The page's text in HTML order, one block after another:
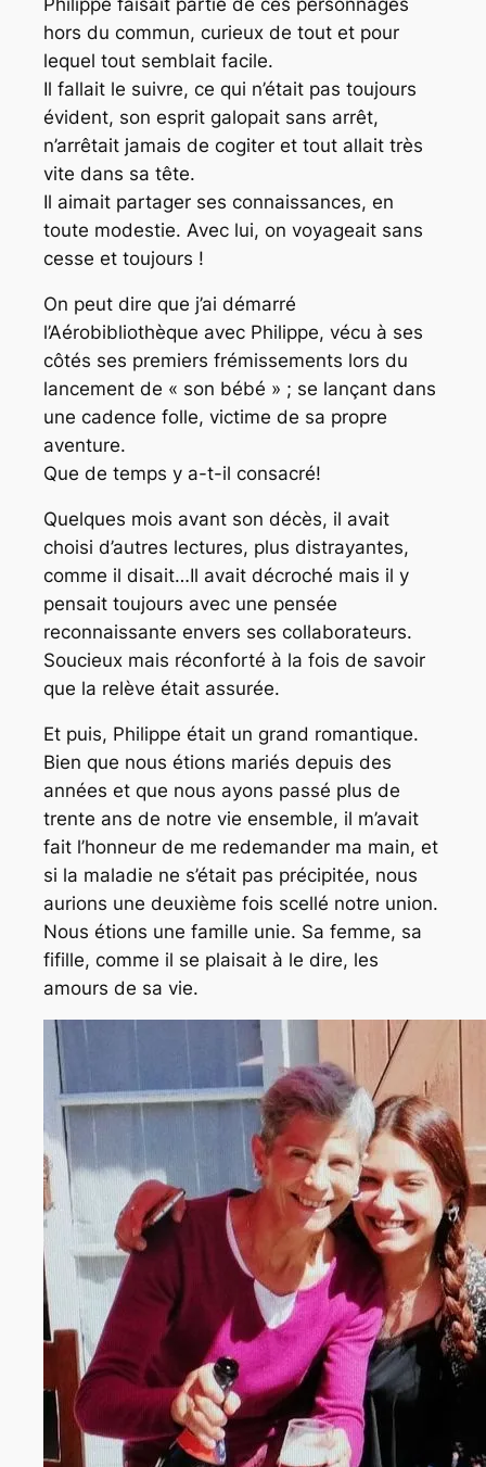
hors du commun, curieux de tout et pour
lequel tout semblait facile.
Il fallait le suivre, ce qui n’était pas toujours
évident, son esprit galopait sans arrêt,
n’arrêtait jamais de cogiter et tout allait très
vite dans sa tête.
Il aimait partager ses connaissances, en
toute modestie. Avec lui, on voyageait sans
cesse et toujours !
On peut dire que j’ai démarré
l’Aérobibliothèque avec Philippe, vécu à ses
côtés ses premiers frémissements lors du
lancement de « son bébé » ; se lançant dans
une cadence folle, victime de sa propre
aventure.
Que de temps y a-t-il consacré!
Quelques mois avant son décès, il avait
choisi d’autres lectures, plus distrayantes,
comme il disait…Il avait décroché mais il y
pensait toujours avec une pensée
reconnaissante envers ses collaborateurs.
Soucieux mais réconforté à la fois de savoir
que la relève était assurée.
Et puis, Philippe était un grand romantique.
Bien que nous étions mariés depuis des
années et que nous ayons passé plus de
trente ans de notre vie ensemble, il m’avait
fait l’honneur de me redemander ma main, et
si la maladie ne s’était pas précipitée, nous
aurions une deuxième fois scellé notre union.
Nous étions une famille unie. Sa femme, sa
fifille, comme il se plaisait à le dire, les
amours de sa vie.